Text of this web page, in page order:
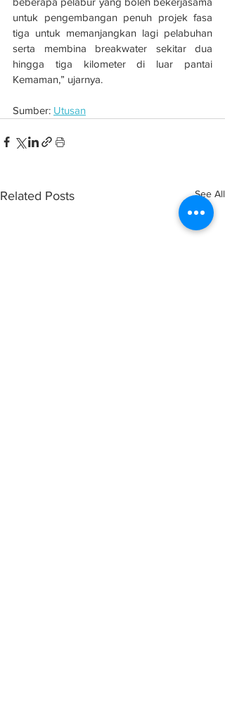
untuk pengembangan penuh projek fasa
tiga untuk memanjangkan lagi pelabuhan
serta membina breakwater sekitar dua
hingga tiga kilometer di luar pantai
Kemaman,” ujarnya.
Sumber: Utusan
Related Posts See All